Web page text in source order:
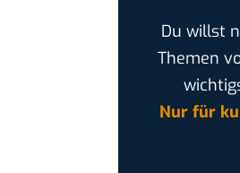
Du willst
Themen
Nur für